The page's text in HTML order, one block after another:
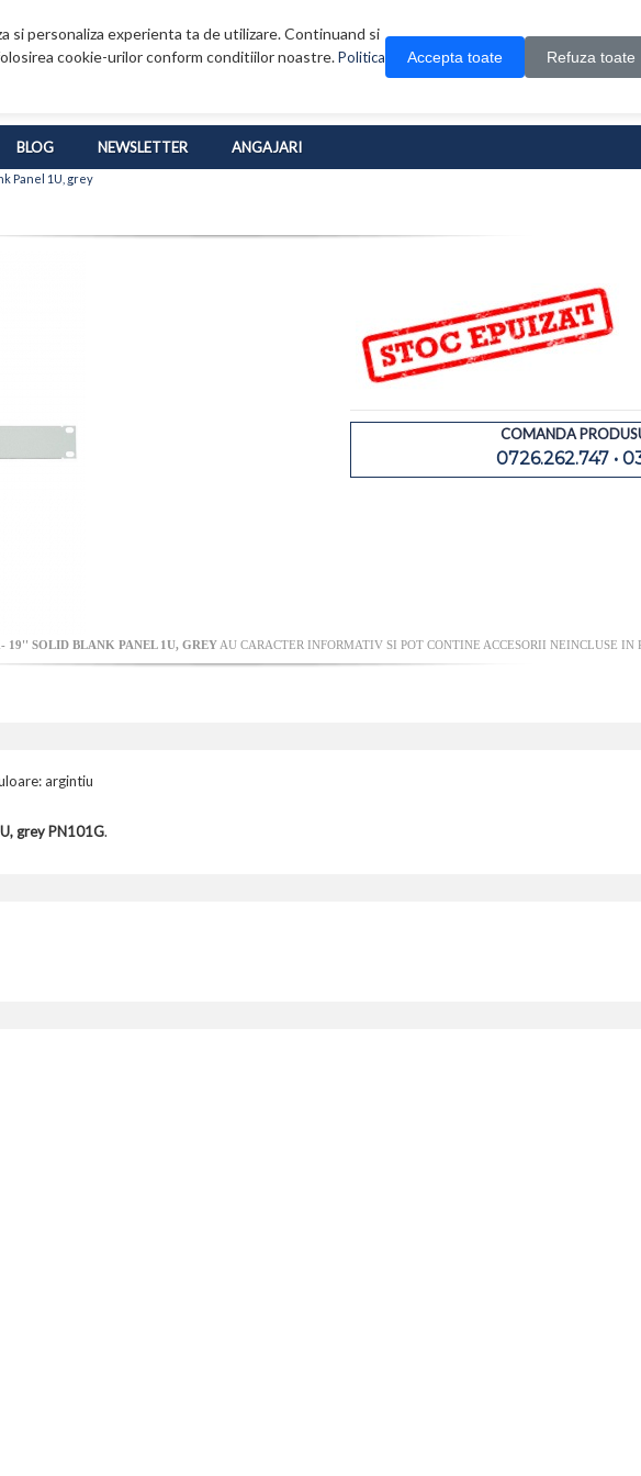
personaliza experienta ta de utilizare. Continuand si
cookie-urilor conform conditiilor noastre.Politica
Accepta toate Refuza toate
BLOG NEWSLETTER ANGAJARI
Panel 1U, grey
COMANDA
0726.262.747 •
19'' SOLID BLANK PANEL 1U, GREYAU CARACTER INFORMATIV SI POT CONTINE ACCESORII NEINCLUSE IN
argintiu
grey PN101G.